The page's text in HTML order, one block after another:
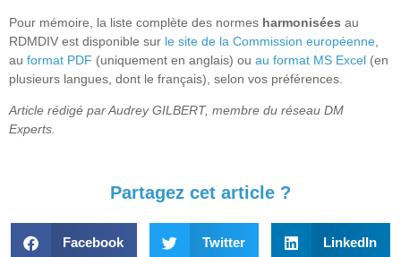
Pour mémoire, la liste complète des normes harmonisées au
RDMDIV est disponible sur le site de la Commission européenne
au format PDF (uniquement en anglais) ou au format MS Excel (en
plusieurs langues, dont le français), selon vos préférences.
Article rédigé par Audrey GILBERT, membre du réseau DM
Experts.
Partagez cet article ?
Facebook Twitter LinkedIn